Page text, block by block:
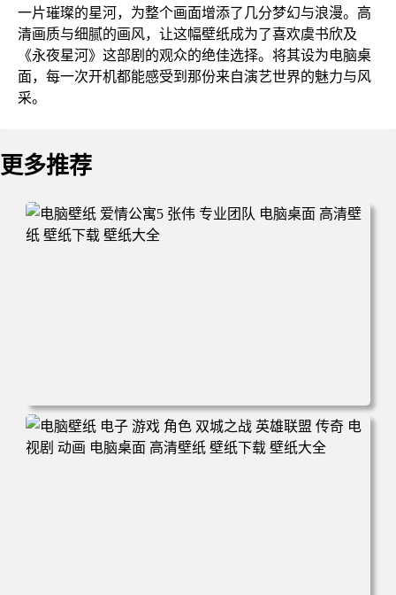
一片璀璨的星河，为整个画面增添了几分梦幻与浪漫。高
清画质与细腻的画风，让这幅壁纸成为了喜欢虞书欣及
《永夜星河》这部剧的观众的绝佳选择。将其设为电脑桌
面，每一次开机都能感受到那份来自演艺世界的魅力与风
采。
更多推荐
电脑壁纸 爱情公寓5 张伟 专业团队 电脑桌面 高清壁纸 壁纸
下载 壁纸大全